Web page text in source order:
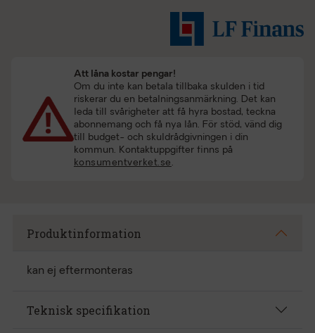
Att låna kostar pengar!
Om du inte kan betala tillbaka skulden i tid
riskerar du en betalningsanmärkning. Det kan
leda till svårigheter att få hyra bostad, teckna
abonnemang och få nya lån. För stöd, vänd dig
till budget- och skuldrådgivningen i din
kommun. Kontaktuppgifter finns på
konsumentverket.se .
Produktinformation
kan ej eftermonteras
Teknisk specifikation